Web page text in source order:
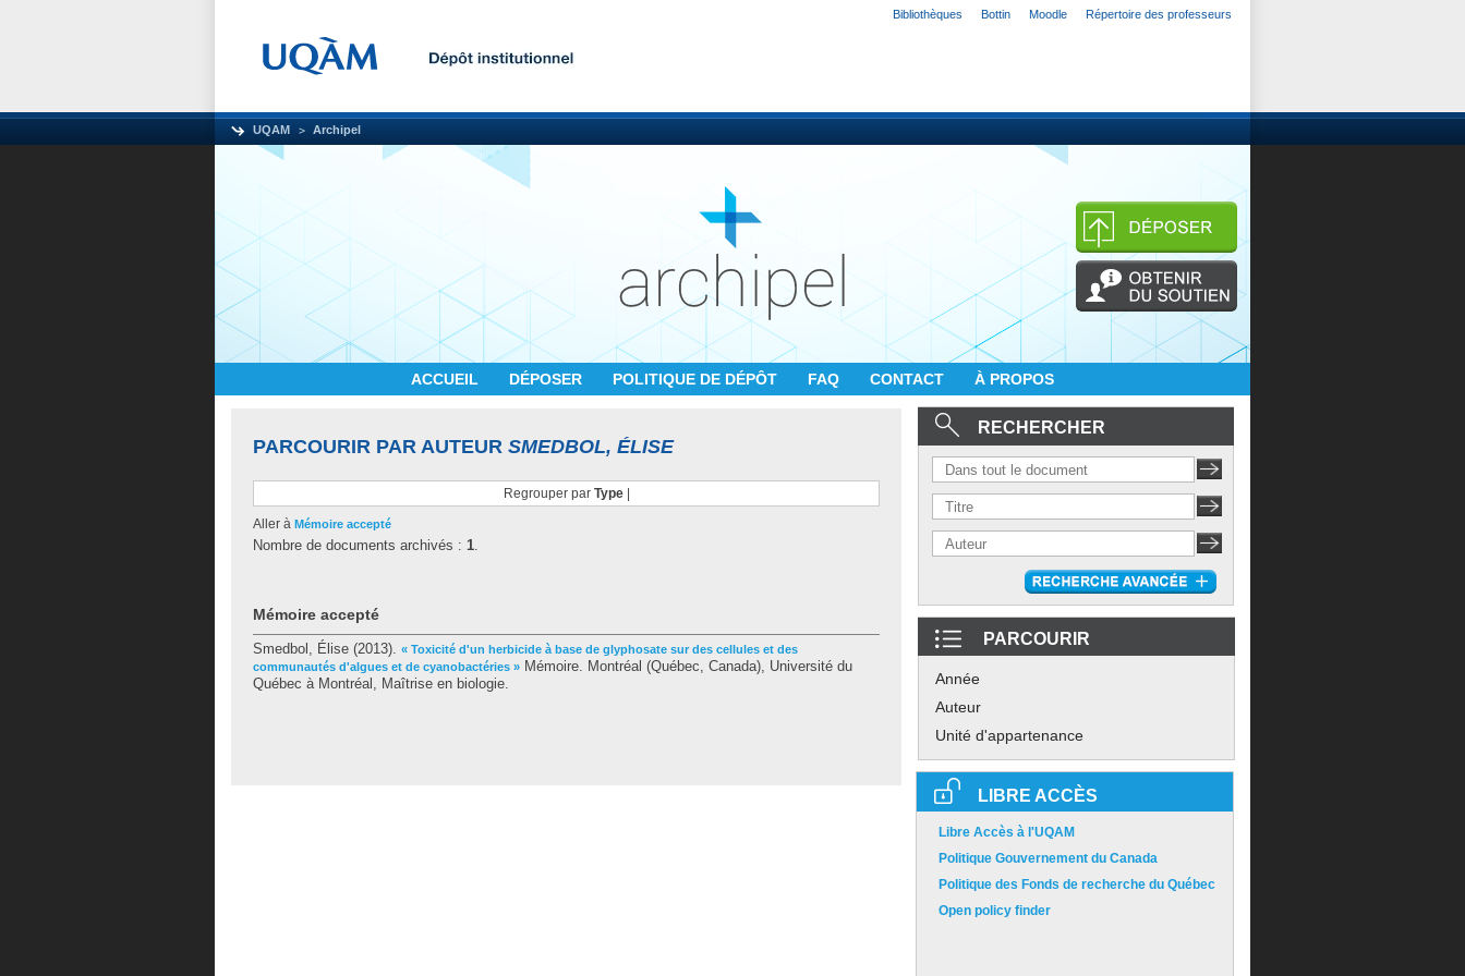
Bibliothèques Bottin Moodle Répertoire des professeurs
UQAM Archipel
ACCUEIL DÉPOSER POLITIQUE DE DÉPÔT FAQ CONTACT À PROPOS
PARCOURIR PAR AUTEUR SMEDBOL, ÉLISE
Regrouper par Type|
Aller à Mémoire accepté
Nombre de documents archivés : 1.
Mémoire accepté
Smedbol, Élise (2013). « Toxicité d'un herbicide à base de glyphosate sur des cellules et des
communautés d'algues et de cyanobactéries » Mémoire. Montréal (Québec, Canada), Université du
Québec à Montréal, Maîtrise en biologie.
RECHERCHER
PARCOURIR
Année
Auteur
Unité d'appartenance
LIBRE ACCÈS
Libre Accès à l'UQAM
Politique Gouvernement du Canada
Politique des Fonds de recherche du Québec
Open policy finder